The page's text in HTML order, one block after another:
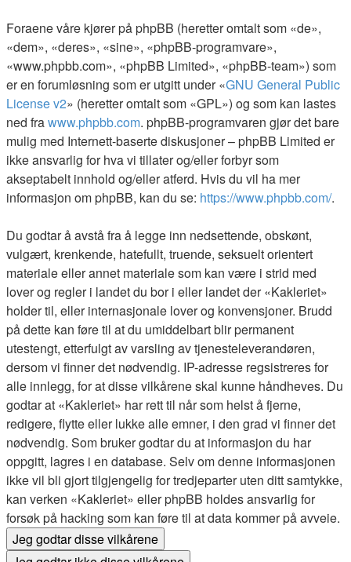
Foraene våre kjører på phpBB (heretter omtalt som «de»,
«dem», «deres», «sine», «phpBB-programvare»,
«www.phpbb.com», «phpBB Limited», «phpBB-team») som
er en forumløsning som er utgitt under «GNU General Public
License v2» (heretter omtalt som «GPL») og som kan lastes
ned frawww.phpbb.com. phpBB-programvaren gjør det bare
mulig med Internett-baserte diskusjoner – phpBB Limited er
ikke ansvarlig for hva vi tillater og/eller forbyr som
akseptabelt innhold og/eller atferd. Hvis du vil ha mer
informasjon om phpBB, kan du se: https://www.phpbb.com/.
Du godtar å avstå fra å legge inn nedsettende, obskønt,
vulgært, krenkende, hatefullt, truende, seksuelt orientert
materiale eller annet materiale som kan være i strid med
lover og regler i landet du bor i eller landet der «Kakleriet»
holder til, eller internasjonale lover og konvensjoner. Brudd
på dette kan føre til at du umiddelbart blir permanent
utestengt, etterfulgt av varsling av tjenesteleverandøren,
dersom vi finner det nødvendig. IP-adresse regsistreres for
alle innlegg, for at disse vilkårene skal kunne håndheves. Du
godtar at «Kakleriet» har rett til når som helst å fjerne,
redigere, flytte eller lukke alle emner, i den grad vi finner det
nødvendig. Som bruker godtar du at informasjon du har
oppgitt, lagres i en database. Selv om denne informasjonen
ikke vil bli gjort tilgjengelig for tredjeparter uten ditt samtykke,
kan verken «Kakleriet» eller phpBB holdes ansvarlig for
forsøk på hacking som kan føre til at data kommer på avveie.